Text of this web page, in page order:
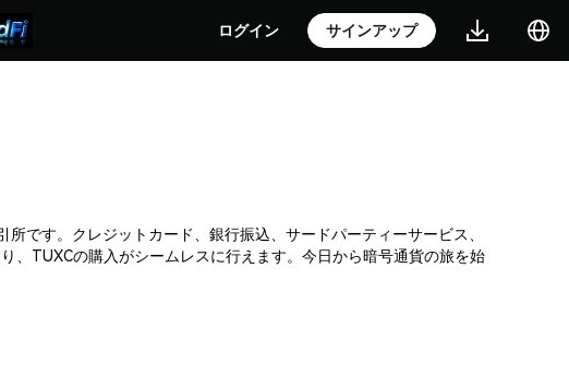
ログイン サインアップ
です。クレジットカード、銀行振込、サードパーティーサービス、
、TUXCの購入がシームレスに行えます。今日から暗号通貨の旅を始